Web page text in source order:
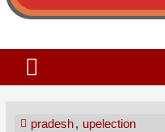
pradesh, upelection